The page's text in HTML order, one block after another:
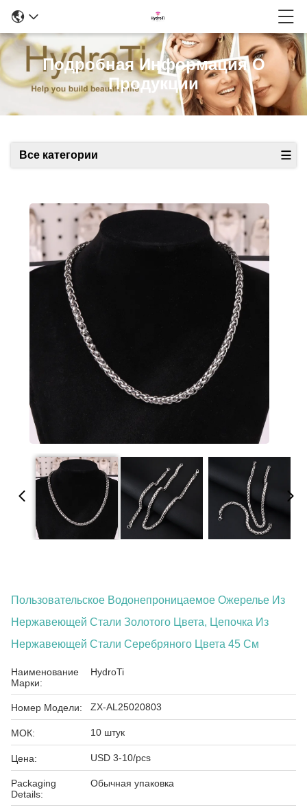
Подробная Информация О
Продукции
Все категории
Пользовательское Водонепроницаемое Ожерелье Из
Нержавеющей Стали Золотого Цвета, Цепочка Из
Нержавеющей Стали Серебряного Цвета 45 См
Наименование
Марки:
HydroTi
Номер Модели: ZX-AL25020803
МОК: 10 штук
Цена: USD 3-10/pcs
Packaging
Details:
Обычная упаковка